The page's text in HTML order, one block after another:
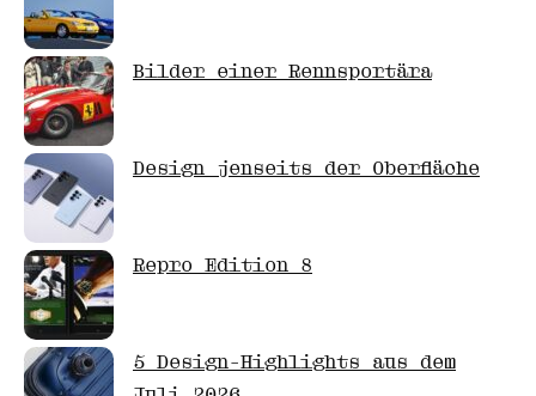
Bilder einer Rennsportära
Design jenseits der Oberfläche
Repro Edition 8
5 Design-Highlights aus dem